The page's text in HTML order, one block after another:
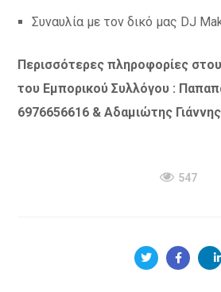
Συναυλία με τον δικό μας DJ
Περισσότερες πληροφορίες
του Εμπορικού Συλλόγου :
6976656616 & Αδαμιώτης
547